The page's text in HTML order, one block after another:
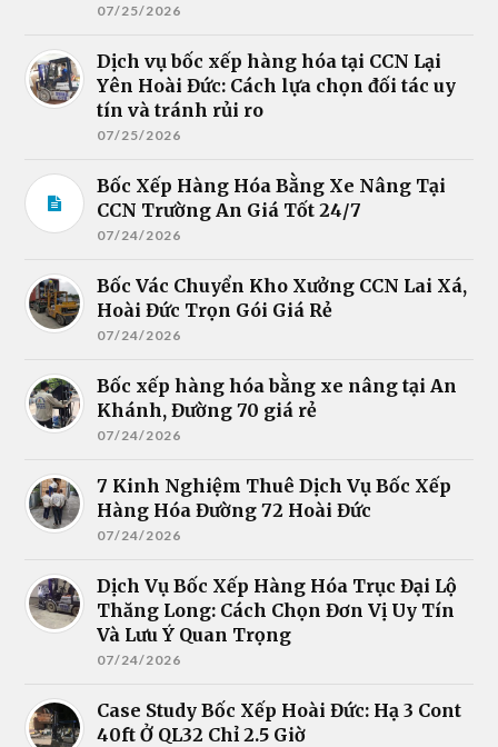
07/25/2026
Dịch vụ bốc xếp hàng hóa tại CCN Lại
Yên Hoài Đức: Cách lựa chọn đối tác uy
tín và tránh rủi ro
07/25/2026
Bốc Xếp Hàng Hóa Bằng Xe Nâng Tại
CCN Trường An Giá Tốt 24/7
07/24/2026
Bốc Vác Chuyển Kho Xưởng CCN Lai Xá,
Hoài Đức Trọn Gói Giá Rẻ
07/24/2026
Bốc xếp hàng hóa bằng xe nâng tại An
Khánh, Đường 70 giá rẻ
07/24/2026
7 Kinh Nghiệm Thuê Dịch Vụ Bốc Xếp
Hàng Hóa Đường 72 Hoài Đức
07/24/2026
Dịch Vụ Bốc Xếp Hàng Hóa Trục Đại Lộ
Thăng Long: Cách Chọn Đơn Vị Uy Tín
Và Lưu Ý Quan Trọng
07/24/2026
Case Study Bốc Xếp Hoài Đức: Hạ 3 Cont
40ft Ở QL32 Chỉ 2.5 Giờ